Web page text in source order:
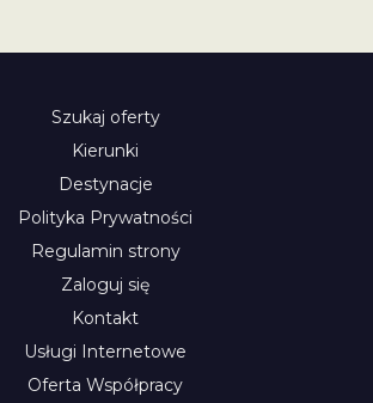
Szukaj oferty
Kierunki
Destynacje
Polityka Prywatności
Regulamin strony
Zaloguj się
Kontakt
Usługi Internetowe
Oferta Współpracy